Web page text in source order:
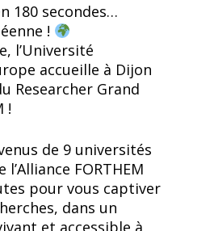
180 secondes…
!
l’Université
accueille à Dijon
Researcher Grand
!
de 9 universités
FORTHEM
pour vous captiver
dans un
et accessible à